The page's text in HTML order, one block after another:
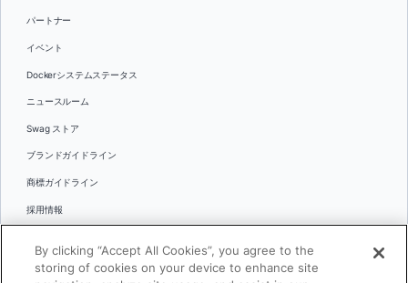
パートナー
イベント
Dockerシステムステータス
ニュースルーム
Swag ストア
ブランドガイドライン
商標ガイドライン
採用情報
言語By clicking “Accept All Cookies”, you agree to the
storing of cookies on your device to enhance site